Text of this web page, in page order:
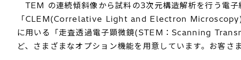
TEM の連続傾斜像から試料の3次元構造解析を行う電子
「CLEM(Correlative Light and Electron Microscopy)
に用いる「走査透過電子顕微鏡(STEM：Scanning
ど、さまざまなオプション機能を用意しています。お客さ